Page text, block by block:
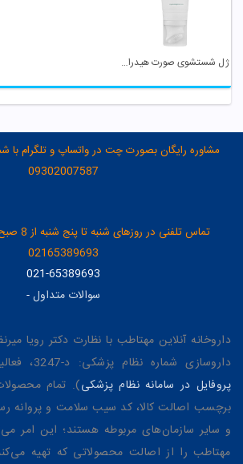
ژل شستشوی صورت هیدراویت ویتالیر
09302007587
02165389693
021-65389693
سوالات متداول-
داروخانه آنلاین مهتاطب با نظارت دکتر رویا
داروسازی شماره نظام پزشکی: د-3247، فعالیت می‌کند. (
پروفایل در سامانه نظام پزشکی). تمام
برچسب اصالت کالا، کد سیب سلامت و پروانه
و سایر سازمان‌های مربوطه هستند؛ این امر
مهتاطب را از اصالت محصولاتی که تهیه